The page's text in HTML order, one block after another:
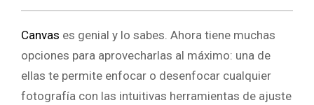
Canvas es genial y lo sabes. Ahora tiene muchas
opciones para aprovecharlas al máximo: una de
ellas te permite enfocar o desenfocar cualquier
fotografía con las intuitivas herramientas de ajuste